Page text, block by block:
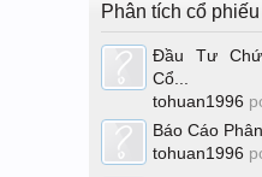
Phân tích cổ
Đầu Tư
Cổ...
tohuan1996
Báo Cáo
tohuan1996